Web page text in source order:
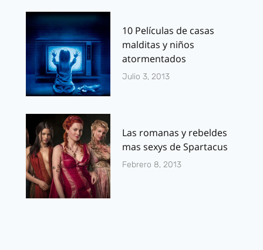
10 Películas de casas
malditas y niños
atormentados
Julio 3, 2013
Las romanas y rebeldes
mas sexys de Spartacus
Febrero 8, 2013